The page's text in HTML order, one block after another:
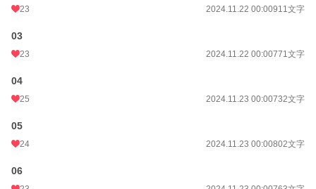
23 2024.11.22 00:00911文字
03
23 2024.11.22 00:00771文字
04
25 2024.11.23 00:00732文字
05
24 2024.11.23 00:00802文字
06